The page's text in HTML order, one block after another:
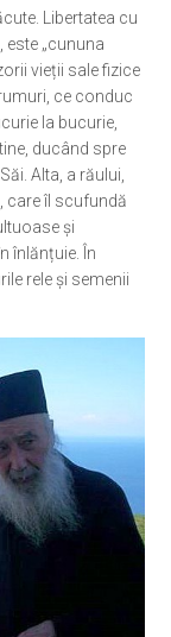
Libertatea cu
este „cununa
vieții sale fizice
ce conduc
la bucurie,
ducând spre
Alta, a răului,
care îl scufundă
și
înlănțuie. În
rele și semenii